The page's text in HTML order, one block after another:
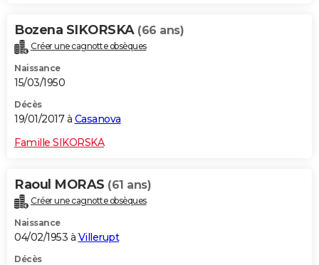
Bozena SIKORSKA (66 ans)
Créer une cagnotte obsèques
Naissance
15/03/1950
Décès
19/01/2017 à Casanova
Famille SIKORSKA
Raoul MORAS (61 ans)
Créer une cagnotte obsèques
Naissance
04/02/1953 à Villerupt
Décès